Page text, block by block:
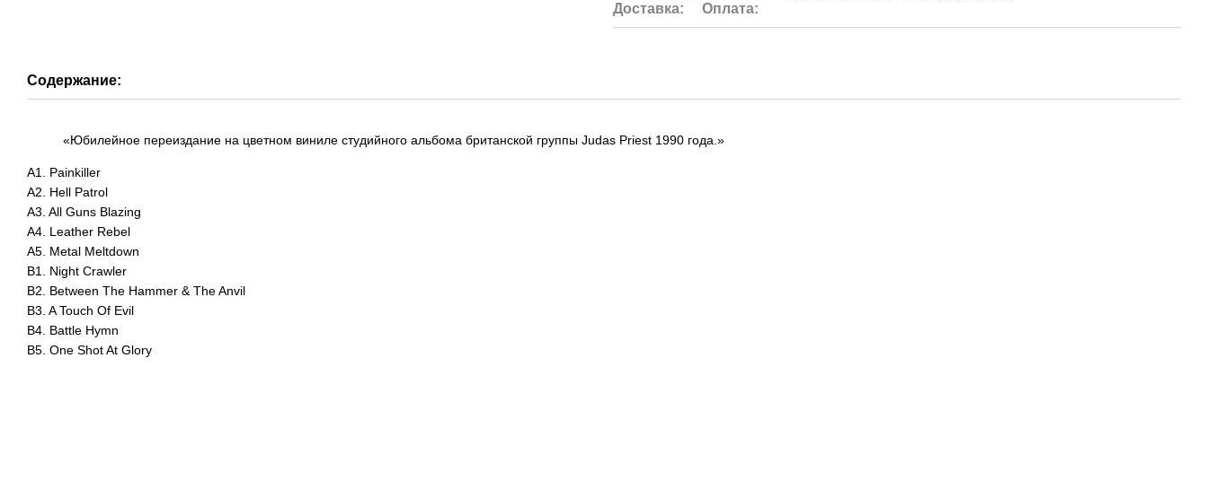
Доставка: Оплата:
Содержание:
«Юбилейное переиздание на цветном виниле студийного альбома британской группы Judas Priest 1990 года.»
A1. Painkiller
A2. Hell Patrol
A3. All Guns Blazing
A4. Leather Rebel
A5. Metal Meltdown
B1. Night Crawler
B2. Between The Hammer & The Anvil
B3. A Touch Of Evil
B4. Battle Hymn
B5. One Shot At Glory